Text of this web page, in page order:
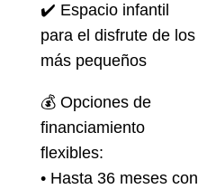
✔️ Espacio infantil
para el disfrute de los
más pequeños
💰 Opciones de
financiamiento
flexibles:
• Hasta 36 meses con